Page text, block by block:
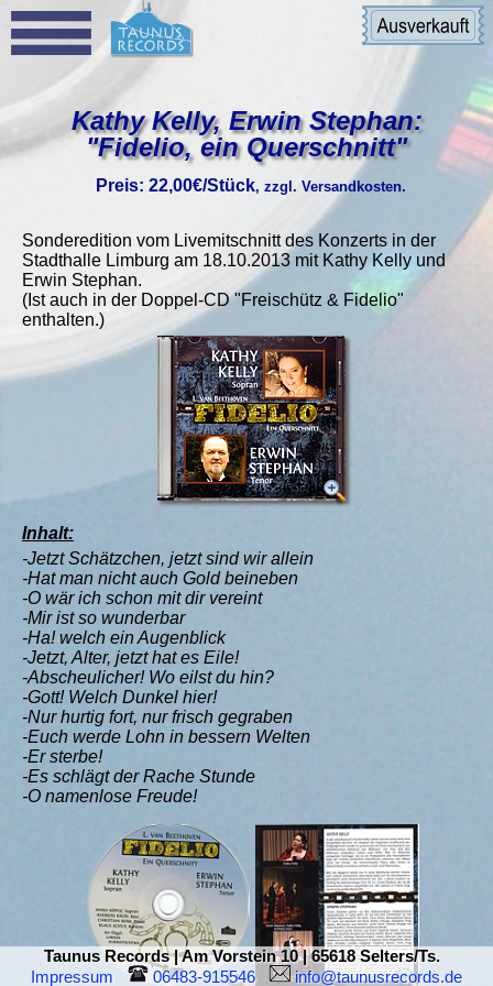
Kathy Kelly, Erwin Stephan:
"Fidelio, ein Querschnitt"
Preis: 22,00€/Stück, zzgl. Versandkosten.
Sonderedition vom Livemitschnitt des Konzerts in der
Stadthalle Limburg am 18.10.2013 mit Kathy Kelly und
Erwin Stephan.
(Ist auch in der Doppel-CD "Freischütz & Fidelio"
enthalten.)
Inhalt:
-Jetzt Schätzchen, jetzt sind wir allein
-Hat man nicht auch Gold beineben
-O wär ich schon mit dir vereint
-Mir ist so wunderbar
-Ha! welch ein Augenblick
-Jetzt, Alter, jetzt hat es Eile!
-Abscheulicher! Wo eilst du hin?
-Gott! Welch Dunkel hier!
-Nur hurtig fort, nur frisch gegraben
-Euch werde Lohn in bessern Welten
-Er sterbe!
-Es schlägt der Rache Stunde
-O namenlose Freude!
Taunus Records | Am Vorstein 10 | 65618 Selters/Ts.
Impressum
06483-915546 info@taunusrecords.de